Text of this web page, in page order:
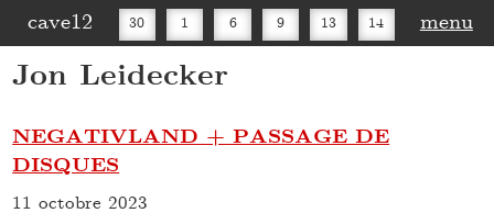
cave12 30 1 6 9 13 14
16 20
menu
Jon Leidecker
NEGATIVLAND + PASSAGE DE
DISQUES
11 octobre 2023